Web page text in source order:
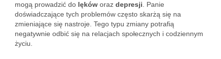
mogą prowadzić do lęków oraz depresji . Panie
doświadczające tych problemów często skarżą się na
zmieniające się nastroje. Tego typu zmiany potrafią
negatywnie odbić się na relacjach społecznych i codziennym
życiu.